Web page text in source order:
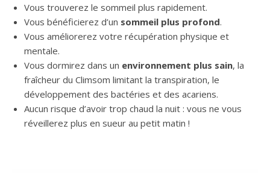
Vous trouverez le sommeil plus rapidement.
Vous bénéficierez d’un sommeil plus profond.
Vous améliorerez votre récupération physique et
mentale.
Vous dormirez dans un environnement plus sain, la
fraîcheur du Climsom limitant la transpiration, le
développement des bactéries et des acariens.
Aucun risque d’avoir trop chaud la nuit : vous ne vous
réveillerez plus en sueur au petit matin !